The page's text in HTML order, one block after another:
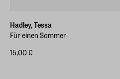
Hadley, Tessa
Für einen Sommer
15,00 €